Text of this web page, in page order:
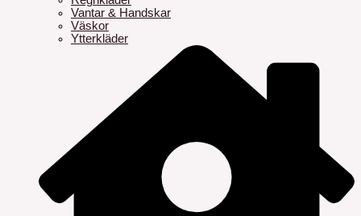
Vantar & Handskar
Väskor
Ytterkläder